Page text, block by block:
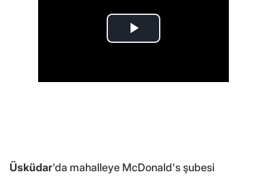
Üsküdar'da mahalleye McDonald's şubesi